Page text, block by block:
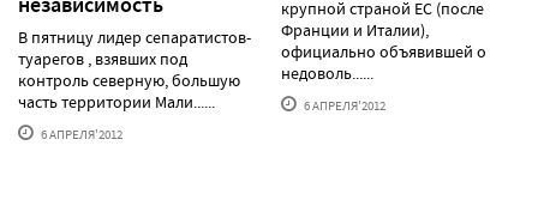
В пятницу лидер сепаратистов-
туарегов , взявших под
контроль северную, большую
часть территории Мали......
6 АПРЕЛЯ'2012
крупной страной ЕС (после
Франции и Италии),
официально объявившей о
недоволь......
6 АПРЕЛЯ'2012